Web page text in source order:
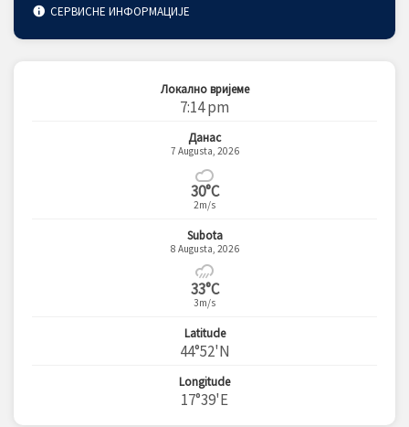
СЕРВИСНЕ ИНФОРМАЦИЈЕ
Локално вријеме
7:14 pm
Данас
7 Augusta, 2026
30°C
2m/s
Subota
8 Augusta, 2026
33°C
3m/s
Latitude
44°52'N
Longitude
17°39'E